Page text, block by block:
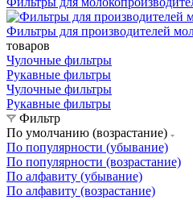
Фильтры для производителей
товаров
Чулочные фильтры
Рукавные фильтры
Чулочные фильтры
Рукавные фильтры
Фильтр
По умолчанию (возрастание)
По популярности (убывание)
По популярности (возрастание)
По алфавиту (убывание)
По алфавиту (возрастание)